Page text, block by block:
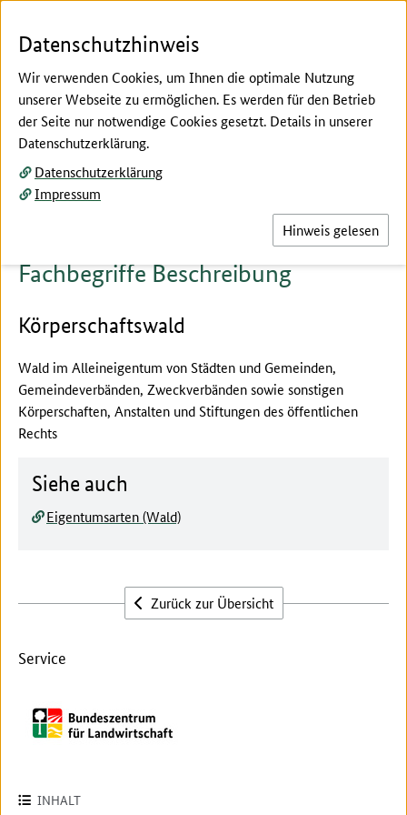
Hier beginnt der Hauptinhalt dieser Seite
Beschreibung
Fachbegriffe erklärt
Fachbegriffe Beschreibung
Körperschaftswald
Wald im Alleineigentum von Städten und Gemeinden,
Gemeindeverbänden, Zweckverbänden sowie sonstigen
Körperschaften, Anstalten und Stiftungen des öffentlichen
Rechts
Siehe auch
Eigentumsarten (Wald)
Zurück zur Übersicht
Service
INHALT
Datenschutzhinweis
Wir verwenden Cookies, um Ihnen die optimale Nutzung
unserer Webseite zu ermöglichen. Es werden für den Betrieb
der Seite nur notwendige Cookies gesetzt. Details in unserer
Datenschutzerklärung.
Datenschutzerklärung
Impressum
Hinweis gelesen